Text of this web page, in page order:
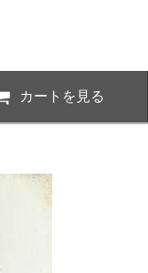
カートを見る